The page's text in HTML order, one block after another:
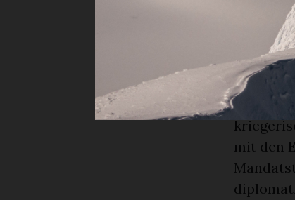
China.
sicher
oder
dachten.
wie er in
mit den